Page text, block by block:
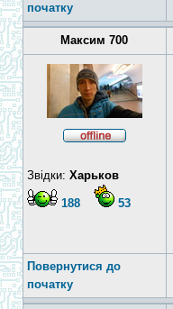
початку
Максим 700
Звідки: Харьков
188 53
Повернутися до
початку